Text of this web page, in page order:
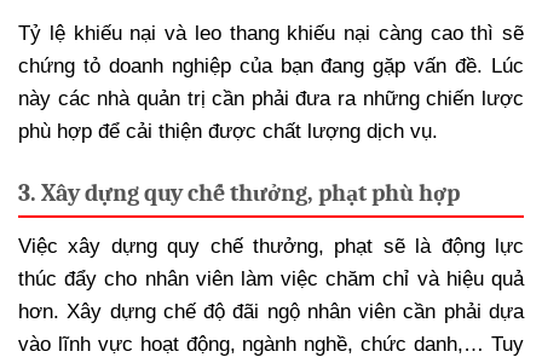
Tỷ lệ khiếu nại và leo thang khiếu nại càng cao thì sẽ
chứng tỏ doanh nghiệp của bạn đang gặp vấn đề. Lúc
này các nhà quản trị cần phải đưa ra những chiến lược
phù hợp để cải thiện được chất lượng dịch vụ.
3. Xây dựng quy chế thưởng, phạt phù hợp
Việc xây dựng quy chế thưởng, phạt sẽ là động lực
thúc đẩy cho nhân viên làm việc chăm chỉ và hiệu quả
hơn. Xây dựng chế độ đãi ngộ nhân viên cần phải dựa
vào lĩnh vực hoạt động, ngành nghề, chức danh,… Tuy